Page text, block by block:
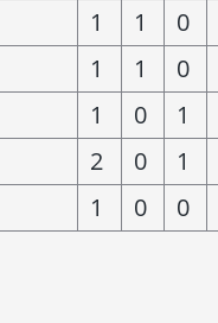
1 1 0
1 1 0
1 0 1
2 0 1
1 0 0